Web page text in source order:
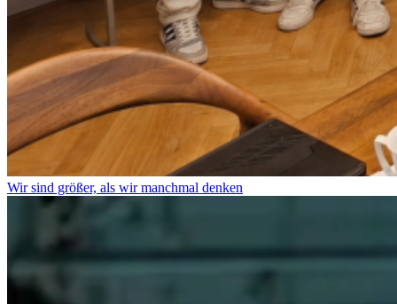
Wir sind größer, als wir manchmal denken